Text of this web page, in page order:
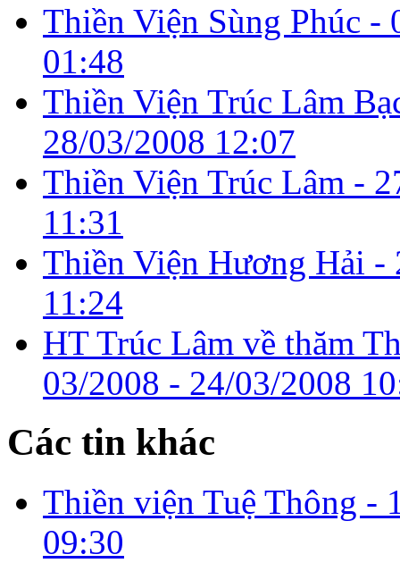
Thiền Viện Sùng Phúc -
01:48
Thiền Viện Trúc Lâm
28/03/2008 12:07
Thiền Viện Trúc Lâm -
11:31
Thiền Viện Hương Hải -
11:24
HT Trúc Lâm về thăm
03/2008 - 24/03/2008
Các tin khác
Thiền viện Tuệ Thông -
09:30